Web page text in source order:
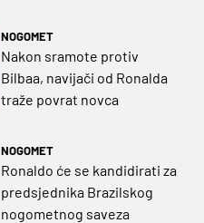
NOGOMET
Nakon sramote protiv
Bilbaa, navijači od Ronalda
traže povrat novca
NOGOMET
Ronaldo će se kandidirati za
predsjednika Brazilskog
nogometnog saveza